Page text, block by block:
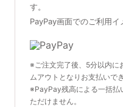
す。
PayPay画面でのご利用イ
※ご注文完了後、5分以内に
ムアウトとなりお支払いで
※PayPay残高による一括払
ただけません。